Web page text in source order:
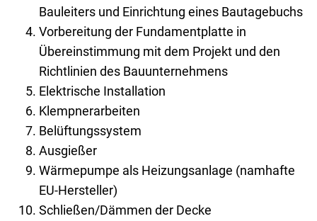
Bauleiters und Einrichtung eines Bautagebuchs
Vorbereitung der Fundamentplatte in
Übereinstimmung mit dem Projekt und den
Richtlinien des Bauunternehmens
Elektrische Installation
Klempnerarbeiten
Belüftungssystem
Ausgießer
Wärmepumpe als Heizungsanlage (namhafte
EU-Hersteller)
Schließen/Dämmen der Decke